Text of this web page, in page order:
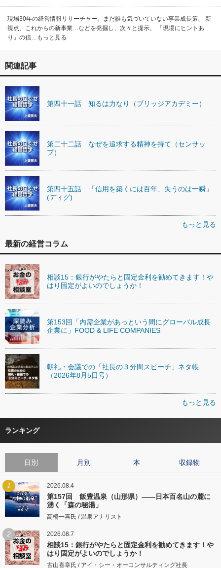
現場30年の経営情報リサーチャー。まだ誰も気づいていない事業成長策、 新
視点、これからの新事業…などを発掘し、次々と提示。 「現場にヒントあ
り」の信…もっと見る
関連記事
第四十一話 知るは力なり（ブリッジアカデミー）
第二十二話 なぜを追求する精神を持て（センサッ
プ）
第四十五話 「信用を築くには百年、失うのは一瞬」
(ディグ)
もっと見る
最新の経営コラム
相談15：銀行がやたらと固定金利を勧めてきます！や
はり固定がよいのでしょうか！
第153回「内需企業があっという間にグローバル成長
企業に」FOOD & LIFE COMPANIES
朝礼・会議での「社長の３分間スピーチ」ネタ帳
（2026年8月5日号）
もっと見る
ランキング
日別 月別 本 収録物
1 2026.08.4
第157回 飯豊温泉（山形県）――日本百名山の麓に
湧く「森の秘湯」
高橋一喜氏 / 温泉アナリスト
2 2026.08.7
相談15：銀行がやたらと固定金利を勧めてきます！や
はり固定がよいのでしょうか！
古山喜章氏 / アイ・シー・オーコンサルティング社長